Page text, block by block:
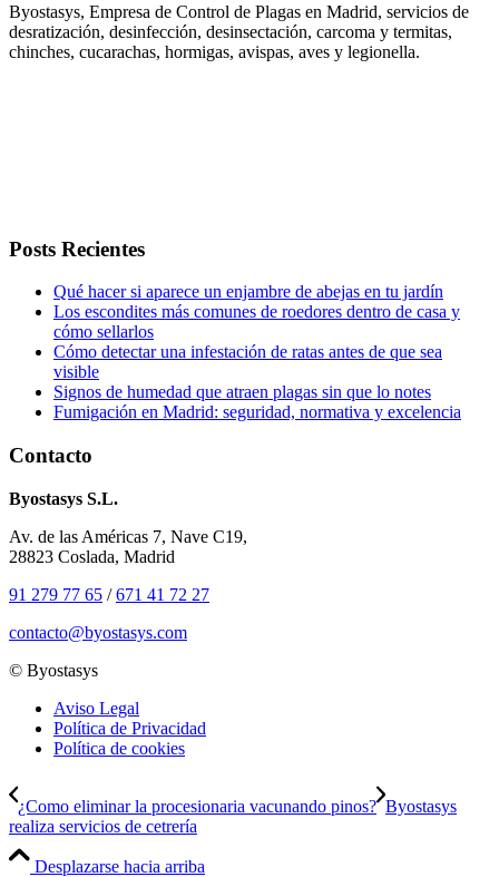
Byostasys, Empresa de Control de Plagas en Madrid, servicios de
desratización, desinfección, desinsectación, carcoma y termitas,
chinches, cucarachas, hormigas, avispas, aves y legionella.
Posts Recientes
Qué hacer si aparece un enjambre de abejas en tu jardín
Los escondites más comunes de roedores dentro de casa y
cómo sellarlos
Cómo detectar una infestación de ratas antes de que sea
visible
Signos de humedad que atraen plagas sin que lo notes
Fumigación en Madrid: seguridad, normativa y excelencia
Contacto
Byostasys S.L.
Av. de las Américas 7, Nave C19,
28823 Coslada, Madrid
91 279 77 65 /671 41 72 27
contacto@byostasys.com
© Byostasys
Aviso Legal
Política de Privacidad
Política de cookies
¿Como eliminar la procesionaria vacunando pinos? Byostasys
realiza servicios de cetrería
Desplazarse hacia arriba